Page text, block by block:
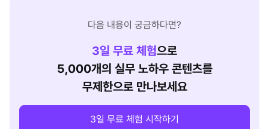
다음 내용이 궁금하다면?
3일 무료 체험으로
5,000개의 실무 노하우 콘텐츠를
무제한으로 만나보세요
3일 무료 체험 시작하기